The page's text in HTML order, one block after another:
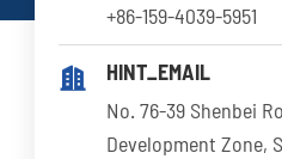
+86-159-4039-5951

HINT_EMAIL
No. 76-39 Shenbei
Development Zone,